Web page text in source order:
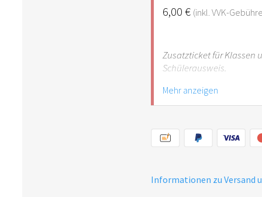
6,00 € (inkl. VVK-
Zusatzticket für Klassen
Schülerausweis.
Hinweis: Für Kinder
empfehlenswert.
Mehr anzeigen
Informationen zu Versand